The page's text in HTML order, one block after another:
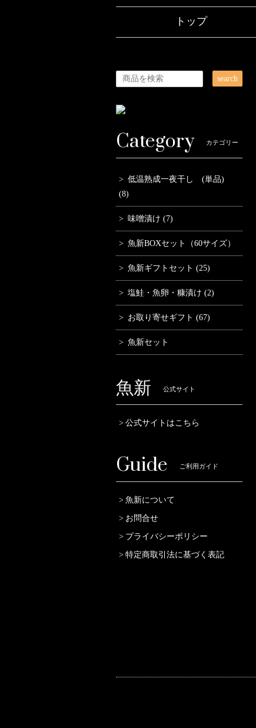
トップ
search
Category カテゴリー
低温熟成一夜干し (単品)
(8)
味噌漬け (7)
魚新BOXセット（60サイズ）
魚新ギフトセット (25)
塩鮭・魚卵・糠漬け (2)
お取り寄せギフト (67)
魚新セット
魚新 公式サイト
公式サイトはこちら
Guide ご利用ガイド
魚新について
お問合せ
プライバシーポリシー
特定商取引法に基づく表記